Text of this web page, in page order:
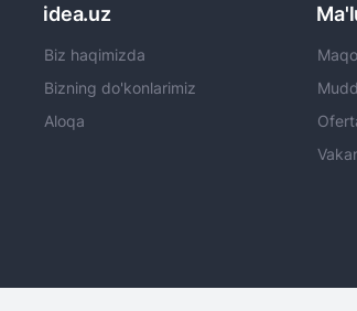
idea.uz
Biz haqimizda
Bizning do'konlarimiz
Aloqa